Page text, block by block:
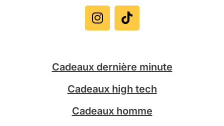
n
s
t
r
a
m
i
k
t
Cadeaux dernière minute
Cadeaux high tech
Cadeaux homme